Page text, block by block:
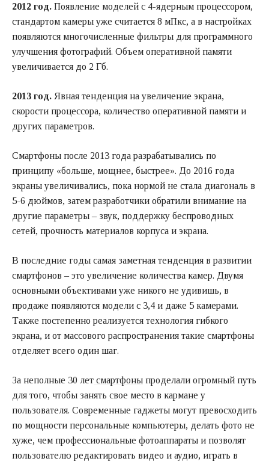
2012 год. Появление моделей с 4-ядерным процессором,
стандартом камеры уже считается 8 мПкс, а в настройках
появляются многочисленные фильтры для программного
улучшения фотографий. Объем оперативной памяти
увеличивается до 2 Гб.
2013 год. Явная тенденция на увеличение экрана,
скорости процессора, количество оперативной памяти и
других параметров.
Смартфоны после 2013 года разрабатывались по
принципу «больше, мощнее, быстрее». До 2016 года
экраны увеличивались, пока нормой не стала диагональ в
5-6 дюймов, затем разработчики обратили внимание на
другие параметры – звук, поддержку беспроводных
сетей, прочность материалов корпуса и экрана.
В последние годы самая заметная тенденция в развитии
смартфонов – это увеличение количества камер. Двумя
основными объективами уже никого не удивишь, в
продаже появляются модели с 3,4 и даже 5 камерами.
Также постепенно реализуется технология гибкого
экрана, и от массового распространения такие смартфоны
отделяет всего один шаг.
За неполные 30 лет смартфоны проделали огромный путь
для того, чтобы занять свое место в кармане у
пользователя. Современные гаджеты могут превосходить
по мощности персональные компьютеры, делать фото не
хуже, чем профессиональные фотоаппараты и позволят
пользователю редактировать видео и аудио, играть в